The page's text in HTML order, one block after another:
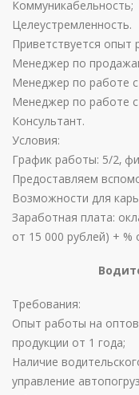
Коммуникабельность;
Целеустремленность.
Приветствуется опыт
Менеджер по
Менеджер по работе
Менеджер по работе
Консультант.
Условия:
График работы: 5/2‚
Предоставляем
Возможности для
Заработная плата:
от 15 000 рублей) + %
Требования:
Опыт работы на
продукции от 1 года;
Наличие
управление